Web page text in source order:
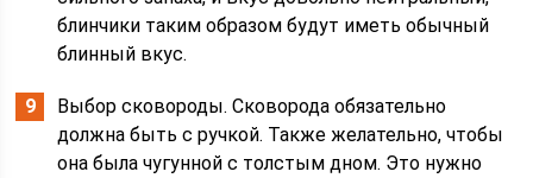
блинчики таким образом будут иметь обычный
блинный вкус.
Выбор сковороды. Сковорода обязательно
должна быть с ручкой. Также желательно, чтобы
она была чугунной с толстым дном. Это нужно